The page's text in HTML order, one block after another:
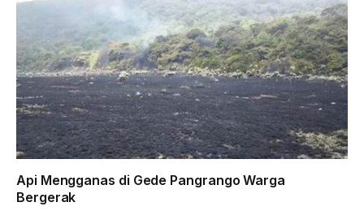
Api Mengganas di Gede Pangrango Warga
Bergerak